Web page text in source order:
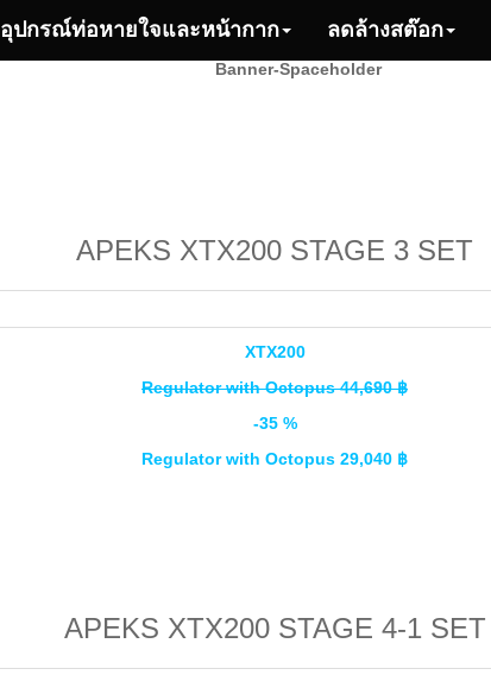
อุปกรณ์ท่อหายใจและหน้ากาก ลดล้างสต๊อก
APEKS XTX200 STAGE 3 SET
XTX200
Regulator with Octopus 44,690 ฿
-35 %
Regulator with Octopus 29,040 ฿
APEKS XTX200 STAGE 4-1 SET